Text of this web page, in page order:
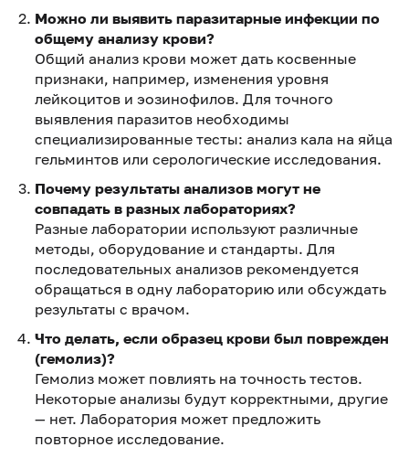
Можно ли выявить паразитарные инфекции по
общему анализу крови?
Общий анализ крови может дать косвенные
признаки, например, изменения уровня
лейкоцитов и эозинофилов. Для точного
выявления паразитов необходимы
специализированные тесты: анализ кала на яйца
гельминтов или серологические исследования.
Почему результаты анализов могут не
совпадать в разных лабораториях?
Разные лаборатории используют различные
методы, оборудование и стандарты. Для
последовательных анализов рекомендуется
обращаться в одну лабораторию или обсуждать
результаты с врачом.
Что делать, если образец крови был поврежден
(гемолиз)?
Гемолиз может повлиять на точность тестов.
Некоторые анализы будут корректными, другие
— нет. Лаборатория может предложить
повторное исследование.